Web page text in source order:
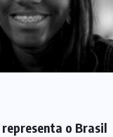
o Brasil